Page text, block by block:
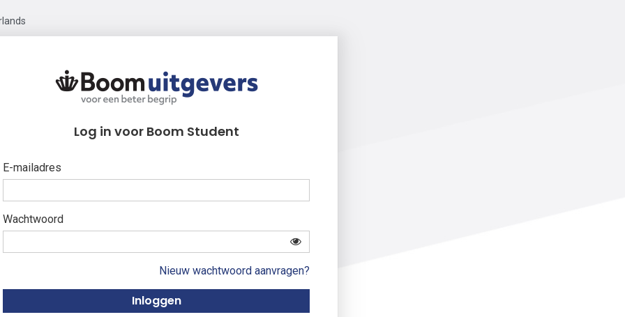
Log in voor Boom Student
E-mailadres
Wachtwoord
Nieuw wachtwoord aanvragen?